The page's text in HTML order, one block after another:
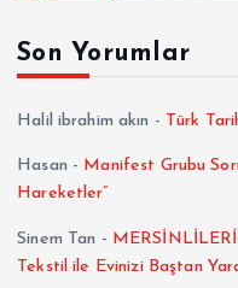
Son Yorumlar
Halil ibrahim akın - Türk
Hasan - Manifest Grubu
Hareketler”
Sinem Tan -
Tekstil ile Evinizi Baştan